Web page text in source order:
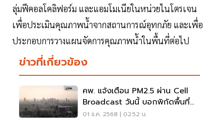
ลุ่มฟีคอลโคลิฟอร์ม และแอมโมเนียในหน่วยไนโตรเจน
เพื่อประเมินคุณภาพน้ำจากสถานการณ์อุทกภัย และเพื่อ
ประกอบการวางแผนจัดการคุณภาพน้ำในพื้นที่ต่อไป
ข่าวที่เกี่ยวข้อง
คพ. แจ้งเตือน PM2.5 ผ่าน Cell
Broadcast วันนี้ บอกพิกัดพื้นที่
เสี่ยงฝุ่น
01 ธ.ค. 2568 | 02:52 น.